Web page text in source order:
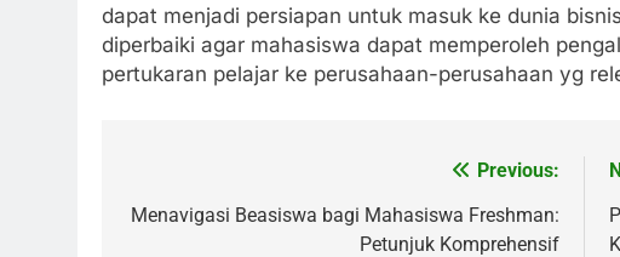
dapat menjadi persiapan untuk masuk ke dunia
diperbaiki agar mahasiswa dapat memperoleh
pertukaran pelajar ke perusahaan-perusahaan yg
navigation
Previous:
Menavigasi Beasiswa bagi Mahasiswa Freshman:
Petunjuk Komprehensif